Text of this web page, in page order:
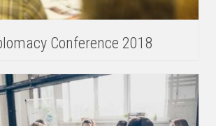
Conference 2018